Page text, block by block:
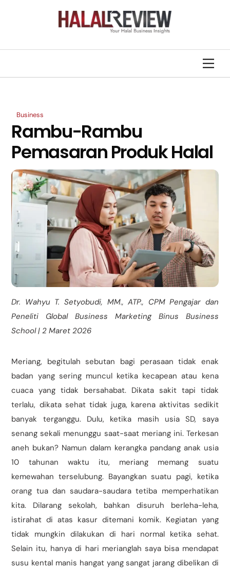
Rambu-Rambu
Pemasaran Produk Halal
Business
Dr. Wahyu T. Setyobudi, MM., ATP., CPMPengajar dan
Peneliti Global Business Marketing Binus Business
School | 2 Maret 2026
Meriang, begitulah sebutan bagi perasaan tidak enak
badan yang sering muncul ketika kecapean atau kena
cuaca yang tidak bersahabat. Dikata sakit tapi tidak
terlalu, dikata sehat tidak juga, karena aktivitas sedikit
banyak terganggu. Dulu, ketika masih usia SD, saya
senang sekali menunggu saat-saat meriang ini. Terkesan
aneh bukan? Namun dalam kerangka pandang anak usia
10 tahunan waktu itu, meriang memang suatu
kemewahan terselubung. Bayangkan suatu pagi, ketika
orang tua dan saudara-saudara tetiba memperhatikan
kita. Dilarang sekolah, bahkan disuruh berleha-leha,
istirahat di atas kasur ditemani komik. Kegiatan yang
tidak mungkin dilakukan di hari normal ketika sehat.
Selain itu, hanya di hari merianglah saya bisa mendapat
susu kental manis hangat yang sangat jarang dibelikan di
To
Top